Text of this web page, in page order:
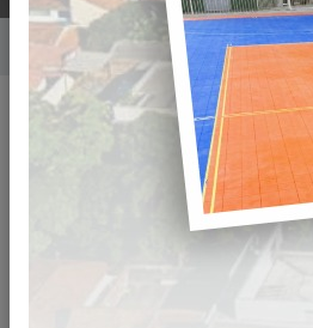
Notícias
Publicado em: 21/12/2023 08:33